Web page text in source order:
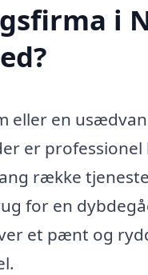
i
eller en
er
række
for en
et pænt og